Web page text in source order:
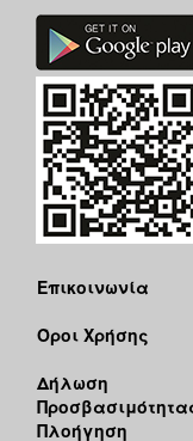
Επικοινωνία
Όροι Χρήσης
Δήλωση
Πλοήγηση